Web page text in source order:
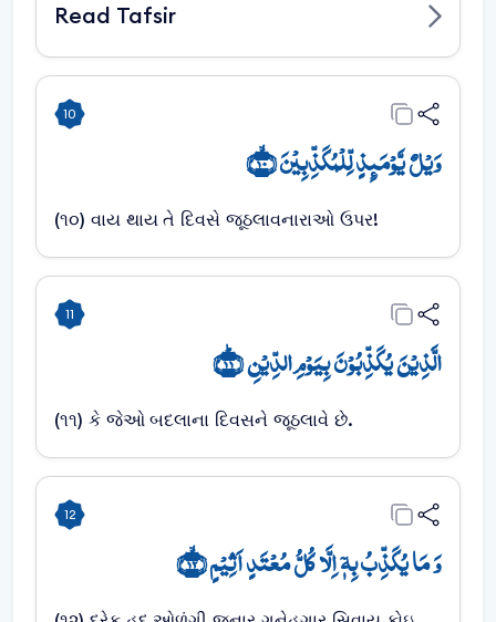
Read Tafsir
10
وَیۡلٌ یَّوۡمَئِذٍ لِّلۡمُکَذِّبِیۡنَ ﴿ۙ۱۰﴾
(૧૦) વાય થાય તે દિવસે જૂઠલાવનારાઓ ઉપર!
11
الَّذِیۡنَ یُکَذِّبُوۡنَ بِیَوۡمِ الدِّیۡنِ ﴿ؕ۱۱﴾
(૧૧) કે જેઓ બદલાના દિવસને જૂઠલાવે છે.
12
وَ مَا یُکَذِّبُ بِہٖۤ اِلَّا کُلُّ مُعۡتَدٍ اَثِیۡمٍ ﴿ۙ۱۲﴾